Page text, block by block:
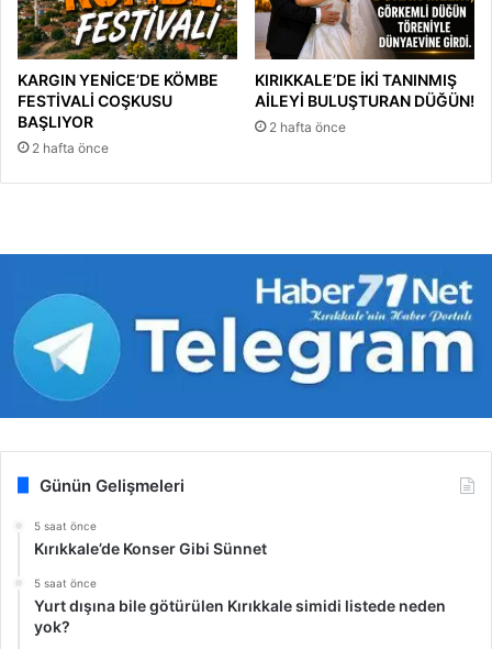
KARGIN YENİCE’DE KÖMBE
FESTİVALİ COŞKUSU
BAŞLIYOR
2 hafta önce
KIRIKKALE’DE İKİ TANINMIŞ
AİLEYİ BULUŞTURAN DÜĞÜN!
2 hafta önce
Günün Gelişmeleri
5 saat önce
Kırıkkale’de Konser Gibi Sünnet
5 saat önce
Yurt dışına bile götürülen Kırıkkale simidi listede neden
yok?